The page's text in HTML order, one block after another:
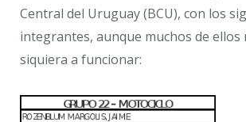
Central del Uruguay (BCU), con los
integrantes, aunque muchos de ellos
siquiera a funcionar: